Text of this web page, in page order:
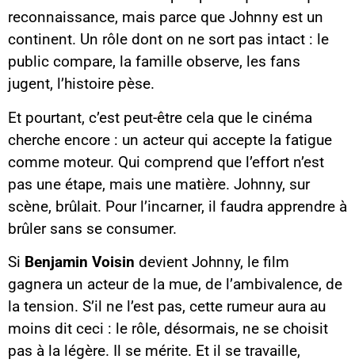
reconnaissance, mais parce que Johnny est un
continent. Un rôle dont on ne sort pas intact : le
public compare, la famille observe, les fans
jugent, l’histoire pèse.
Et pourtant, c’est peut-être cela que le cinéma
cherche encore : un acteur qui accepte la fatigue
comme moteur. Qui comprend que l’effort n’est
pas une étape, mais une matière. Johnny, sur
scène, brûlait. Pour l’incarner, il faudra apprendre à
brûler sans se consumer.
Si Benjamin Voisin devient Johnny, le film
gagnera un acteur de la mue, de l’ambivalence, de
la tension. S’il ne l’est pas, cette rumeur aura au
moins dit ceci : le rôle, désormais, ne se choisit
pas à la légère. Il se mérite. Et il se travaille,
Contenu YouTube